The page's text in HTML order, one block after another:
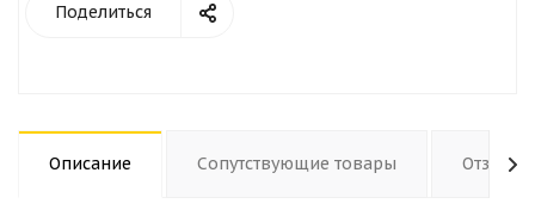
Поделиться
Описание Сопутствующие товары Отзывы